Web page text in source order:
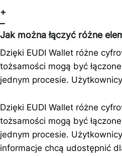
+
–
Jak można łączyć różne
Dzięki EUDI Wallet różne
tożsamości mogą być
jednym procesie.
Dzięki EUDI Wallet różne
tożsamości mogą być
jednym procesie.
informacje chcą udostępnić